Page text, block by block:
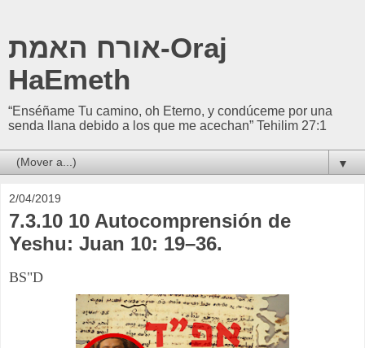
אורח האמת-Oraj
HaEmeth
“Enséñame Tu camino, oh Eterno, y condúceme por una
senda llana debido a los que me acechan” Tehilim 27:1
▼
2/04/2019
7.3.10 10 Autocomprensión de
Yeshu: Juan 10: 19–36.
BS"D